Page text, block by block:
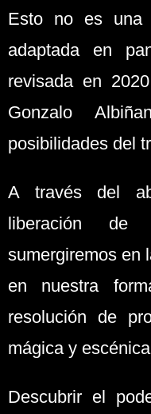
Esto no es una
adaptada en
revisada en
Gonzalo
posibilidades del
A través del
liberación de
sumergiremos en
en nuestra
resolución de
mágica y
Descubrir el